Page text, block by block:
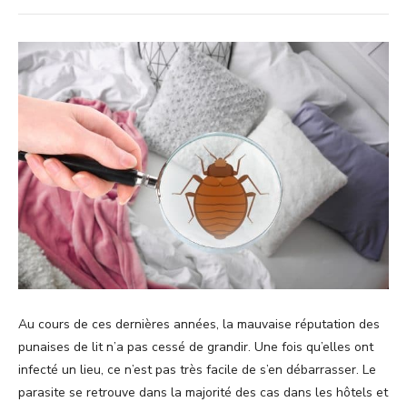
Au cours de ces dernières années, la mauvaise réputation des
punaises de lit n’a pas cessé de grandir. Une fois qu’elles ont
infecté un lieu, ce n’est pas très facile de s’en débarrasser. Le
parasite se retrouve dans la majorité des cas dans les hôtels et